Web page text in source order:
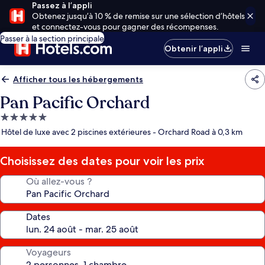
Passez à l’appli
Obtenez jusqu’à 10 % de remise sur une sélection d’hôtels
et connectez-vous pour gagner des récompenses.
Passer à la section principale
Obtenir l’appli
Afficher tous les hébergements
Pan Pacific Orchard
Hébergement
5.0 étoiles
Hôtel de luxe avec 2 piscines extérieures - Orchard Road à 0,3 km
Choisissez des dates pour voir les prix
Où allez-vous ?
Dates
Voyageurs